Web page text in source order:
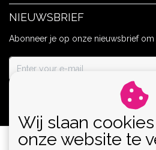
NIEUWSBRIEF
Abonneer je op onze nieuwsbrief
Wij slaan
onze website te